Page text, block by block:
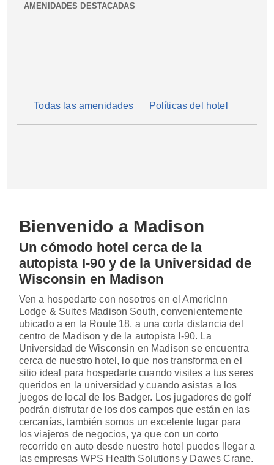
AMENIDADES DESTACADAS
Todas las amenidades Políticas del hotel
Bienvenido a Madison
Un cómodo hotel cerca de la
autopista I-90 y de la Universidad de
Wisconsin en Madison
Ven a hospedarte con nosotros en el AmericInn
Lodge & Suites Madison South, convenientemente
ubicado a en la Route 18, a una corta distancia del
centro de Madison y de la autopista I-90. La
Universidad de Wisconsin en Madison se encuentra
cerca de nuestro hotel, lo que nos transforma en el
sitio ideal para hospedarte cuando visites a tus seres
queridos en la universidad y cuando asistas a los
juegos de local de los Badger. Los jugadores de golf
podrán disfrutar de los dos campos que están en las
cercanías, también somos un excelente lugar para
los viajeros de negocios, ya que con un corto
recorrido en auto desde nuestro hotel puedes llegar a
las empresas WPS Health Solutions y Dawes Crane.